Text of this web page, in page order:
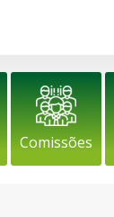
Comissões